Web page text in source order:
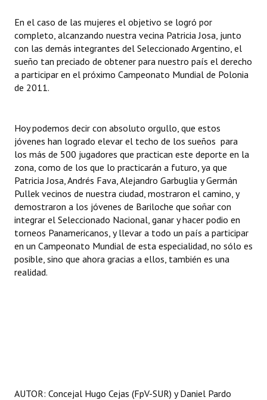
En el caso de las mujeres el objetivo se logró por
completo, alcanzando nuestra vecina Patricia Josa, junto
con las demás integrantes del Seleccionado Argentino, el
sueño tan preciado de obtener para nuestro país el derecho
a participar en el próximo Campeonato Mundial de Polonia
de 2011.
Hoy podemos decir con absoluto orgullo, que estos
jóvenes han logrado elevar el techo de los sueños para
los más de 500 jugadores que practican este deporte en la
zona, como de los que lo practicarán a futuro, ya que
Patricia Josa, Andrés Fava, Alejandro Garbuglia y Germán
Pullek vecinos de nuestra ciudad, mostraron el camino, y
demostraron a los jóvenes de Bariloche que soñar con
integrar el Seleccionado Nacional, ganar y hacer podio en
torneos Panamericanos, y llevar a todo un país a participar
en un Campeonato Mundial de esta especialidad, no sólo es
posible, sino que ahora gracias a ellos, también es una
realidad.
AUTOR: Concejal Hugo Cejas (FpV-SUR) y Daniel Pardo